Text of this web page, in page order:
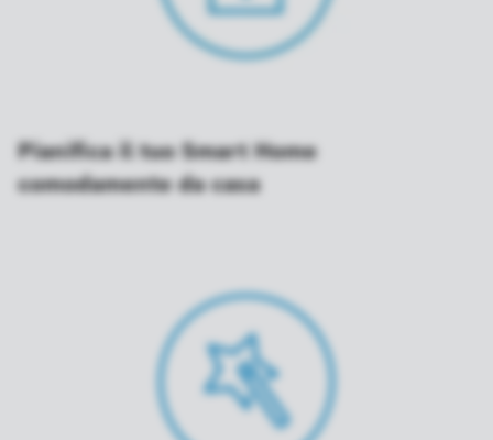
Pianifica il tuo Smart Home
comodamente da casa